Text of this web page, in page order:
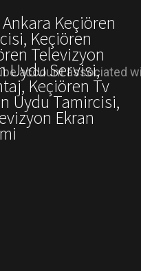
Keçiören
Keçiören
Televizyon
Uydu Servisi,
Keçiören Tv
Uydu Tamircisi,
Ekran